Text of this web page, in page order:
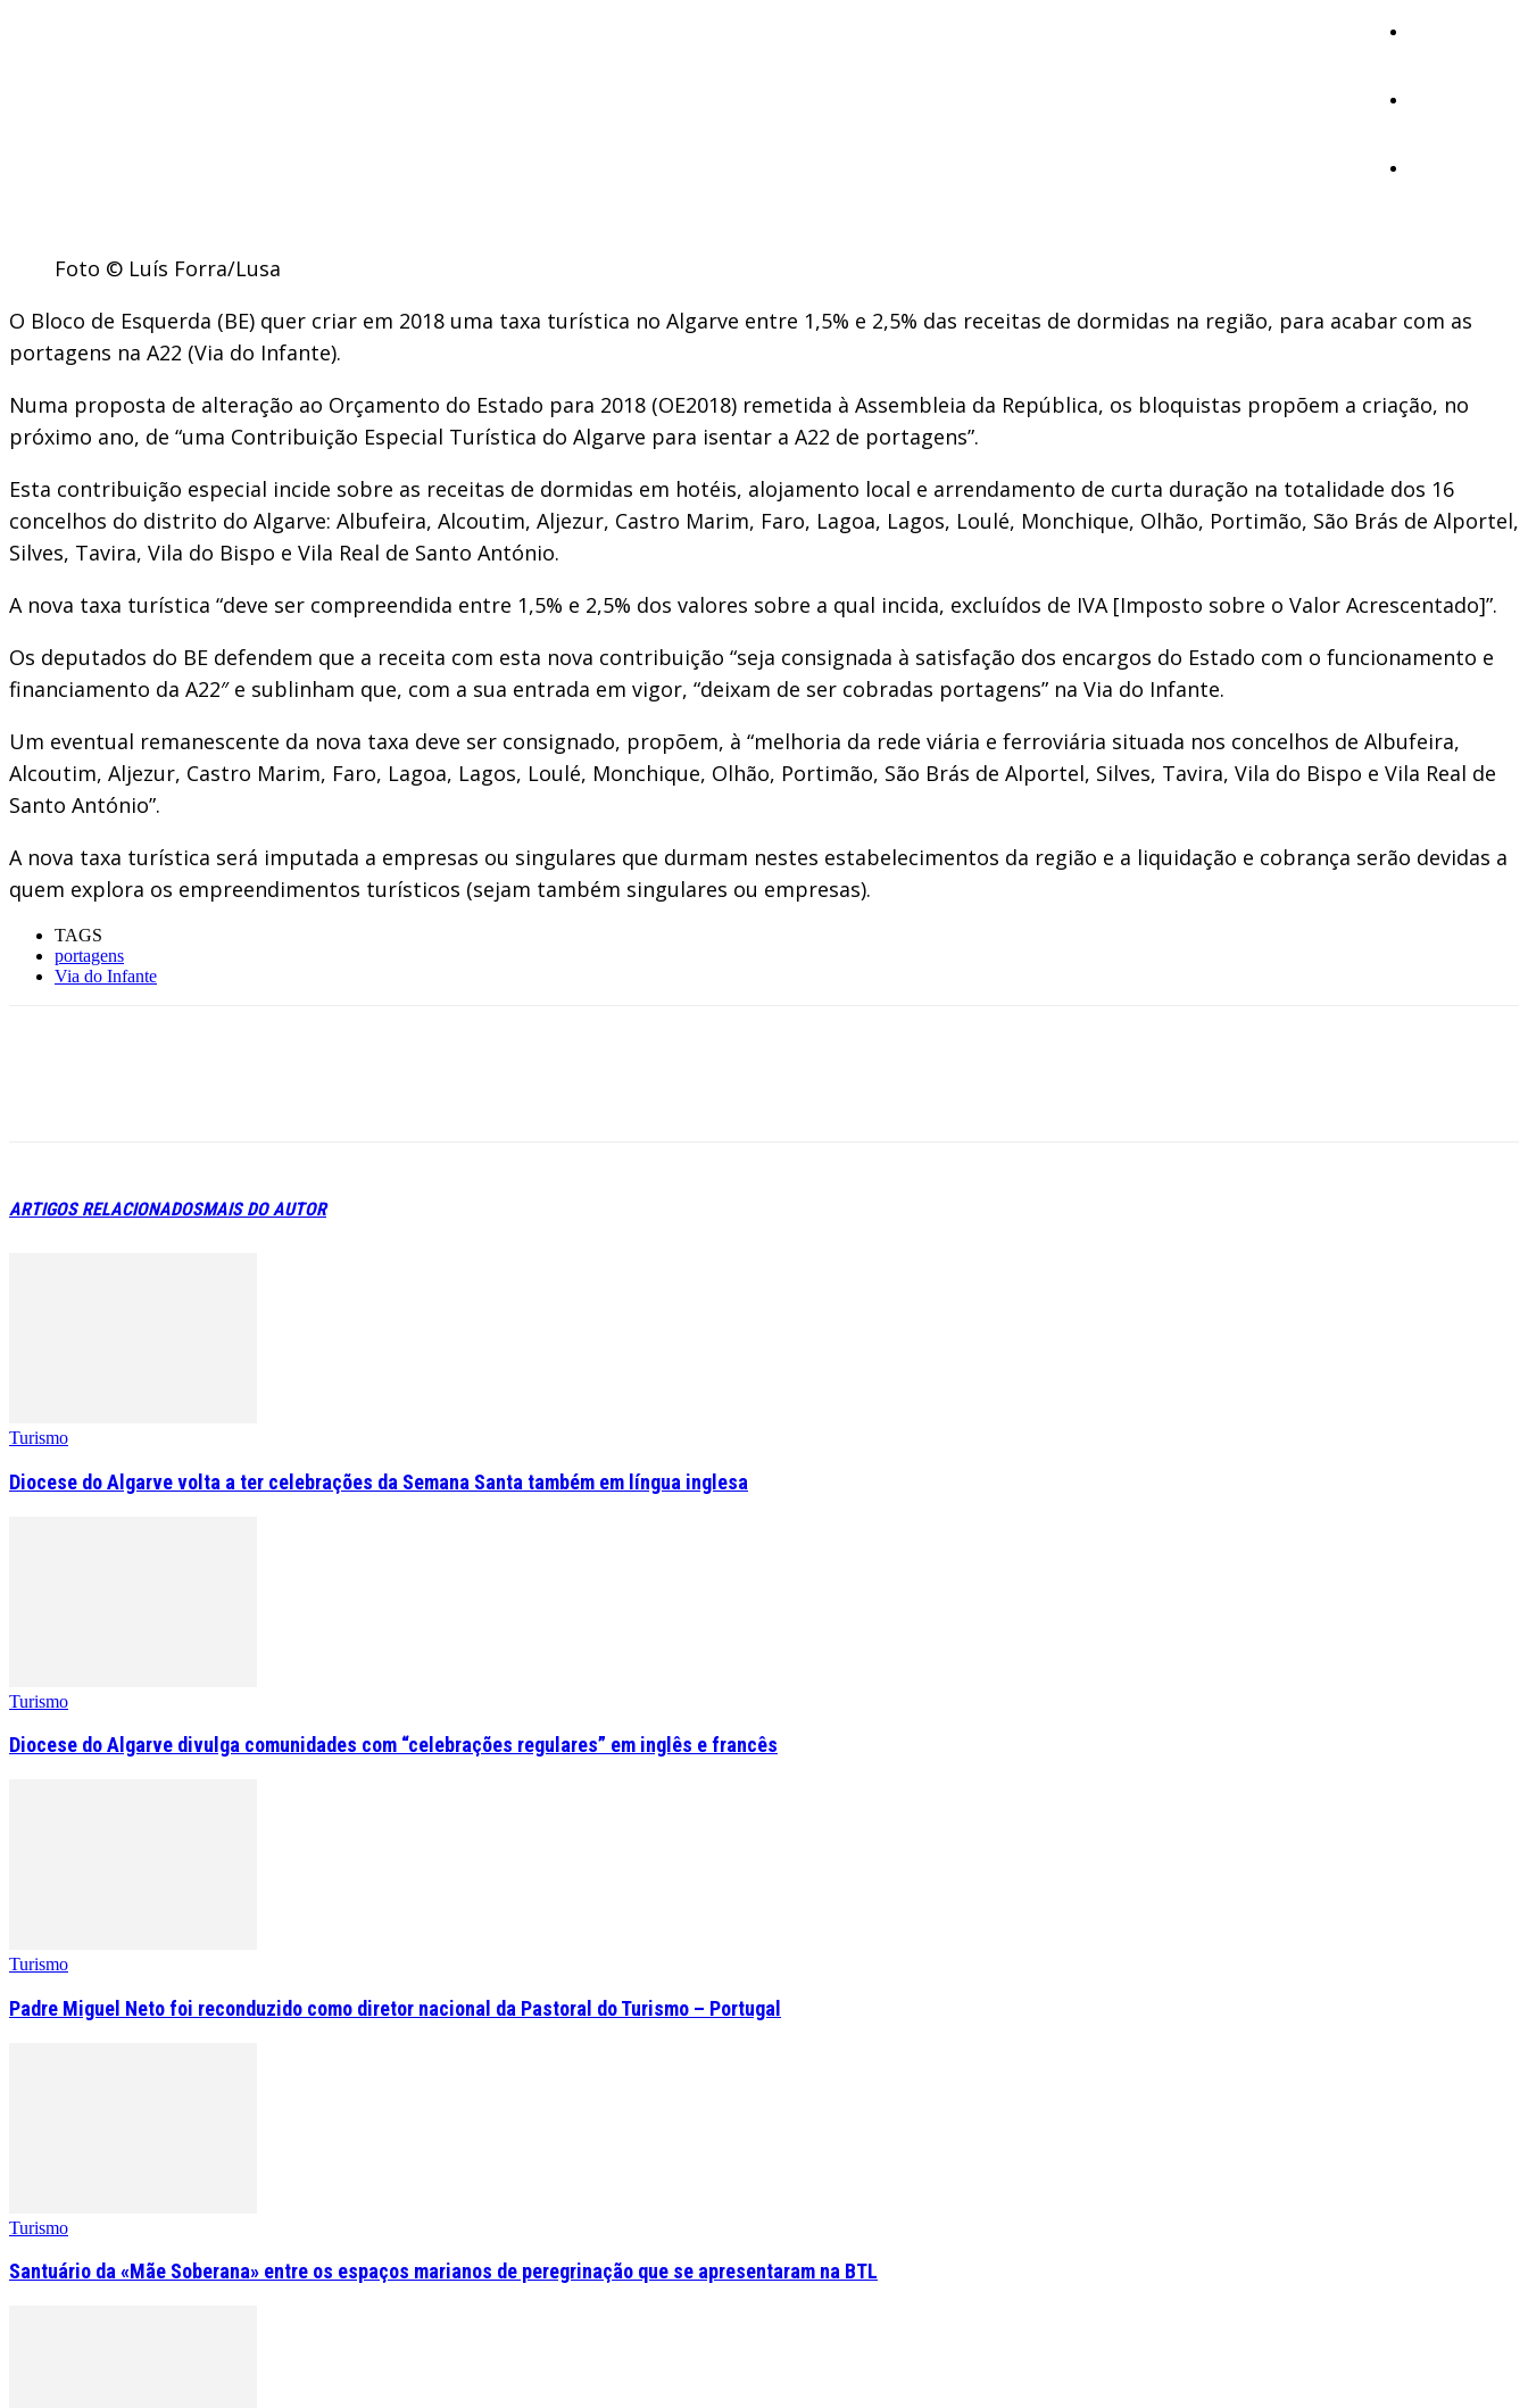
Foto © Luís Forra/Lusa
O Bloco de Esquerda (BE) quer criar em 2018 uma taxa turística no Algarve entre 1,5% e 2,5% das receitas de dormidas na região, para acabar com as
portagens na A22 (Via do Infante).
Numa proposta de alteração ao Orçamento do Estado para 2018 (OE2018) remetida à Assembleia da República, os bloquistas propõem a criação, no
próximo ano, de “uma Contribuição Especial Turística do Algarve para isentar a A22 de portagens”.
Esta contribuição especial incide sobre as receitas de dormidas em hotéis, alojamento local e arrendamento de curta duração na totalidade dos 16
concelhos do distrito do Algarve: Albufeira, Alcoutim, Aljezur, Castro Marim, Faro, Lagoa, Lagos, Loulé, Monchique, Olhão, Portimão, São Brás de Alportel,
Silves, Tavira, Vila do Bispo e Vila Real de Santo António.
A nova taxa turística “deve ser compreendida entre 1,5% e 2,5% dos valores sobre a qual incida, excluídos de IVA [Imposto sobre o Valor Acrescentado]”.
Os deputados do BE defendem que a receita com esta nova contribuição “seja consignada à satisfação dos encargos do Estado com o funcionamento e
financiamento da A22″ e sublinham que, com a sua entrada em vigor, “deixam de ser cobradas portagens” na Via do Infante.
Um eventual remanescente da nova taxa deve ser consignado, propõem, à “melhoria da rede viária e ferroviária situada nos concelhos de Albufeira,
Alcoutim, Aljezur, Castro Marim, Faro, Lagoa, Lagos, Loulé, Monchique, Olhão, Portimão, São Brás de Alportel, Silves, Tavira, Vila do Bispo e Vila Real de
Santo António”.
A nova taxa turística será imputada a empresas ou singulares que durmam nestes estabelecimentos da região e a liquidação e cobrança serão devidas a
quem explora os empreendimentos turísticos (sejam também singulares ou empresas).
TAGS
portagens
Via do Infante
ARTIGOS RELACIONADOSMAIS DO AUTOR
Turismo
Diocese do Algarve volta a ter celebrações da Semana Santa também em língua inglesa
Turismo
Diocese do Algarve divulga comunidades com “celebrações regulares” em inglês e francês
Turismo
Padre Miguel Neto foi reconduzido como diretor nacional da Pastoral do Turismo – Portugal
Turismo
Santuário da «Mãe Soberana» entre os espaços marianos de peregrinação que se apresentaram na BTL